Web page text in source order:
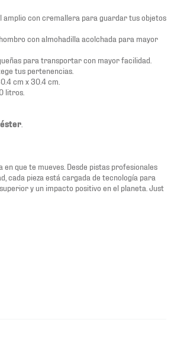
amplio con cremallera para guardar tus objetos
con almohadilla acolchada para mayor
para transportar con mayor facilidad.
tus pertenencias.
cm x 30.4 cm.
litros.
que te mueves. Desde pistas profesionales
cada pieza está cargada de tecnología para
y un impacto positivo en el planeta. Just